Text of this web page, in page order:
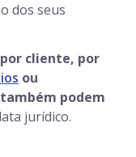
dos seus
cliente, por
ou
podem
jurídico.